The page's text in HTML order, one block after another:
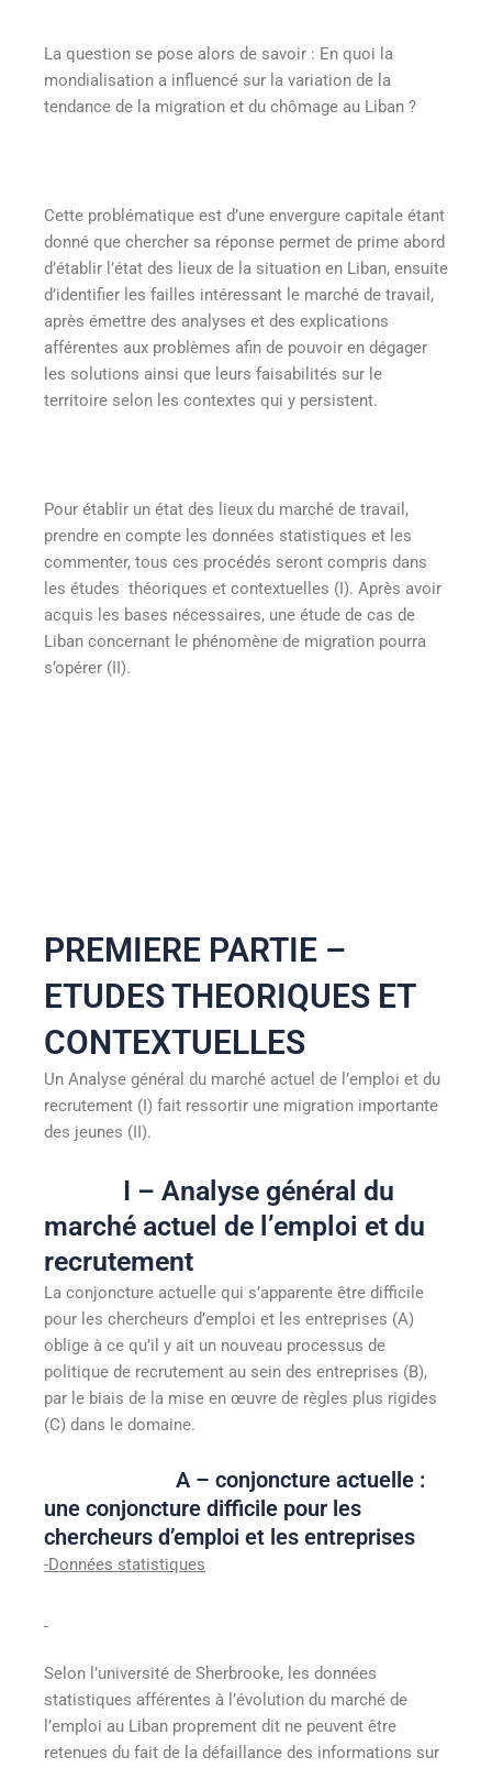
La question se pose alors de savoir : En quoi la
mondialisation a influencé sur la variation de la
tendance de la migration et du chômage au Liban ?
Cette problématique est d’une envergure capitale étant
donné que chercher sa réponse permet de prime abord
d’établir l’état des lieux de la situation en Liban, ensuite
d’identifier les failles intéressant le marché de travail,
après émettre des analyses et des explications
afférentes aux problèmes afin de pouvoir en dégager
les solutions ainsi que leurs faisabilités sur le
territoire selon les contextes qui y persistent.
Pour établir un état des lieux du marché de travail,
prendre en compte les données statistiques et les
commenter, tous ces procédés seront compris dans
les études théoriques et contextuelles (I). Après avoir
acquis les bases nécessaires, une étude de cas de
Liban concernant le phénomène de migration pourra
s’opérer (II).
PREMIERE PARTIE –
ETUDES THEORIQUES ET
CONTEXTUELLES
Un Analyse général du marché actuel de l’emploi et du
recrutement (I) fait ressortir une migration importante
des jeunes (II).
I – Analyse général du
marché actuel de l’emploi et du
recrutement
La conjoncture actuelle qui s’apparente être difficile
pour les chercheurs d’emploi et les entreprises (A)
oblige à ce qu’il y ait un nouveau processus de
politique de recrutement au sein des entreprises (B),
par le biais de la mise en œuvre de règles plus rigides
(C) dans le domaine.
A – conjoncture actuelle :
une conjoncture difficile pour les
chercheurs d’emploi et les entreprises
-Données statistiques
Selon l’université de Sherbrooke, les données
statistiques afférentes à l’évolution du marché de
l’emploi au Liban proprement dit ne peuvent être
retenues du fait de la défaillance des informations sur